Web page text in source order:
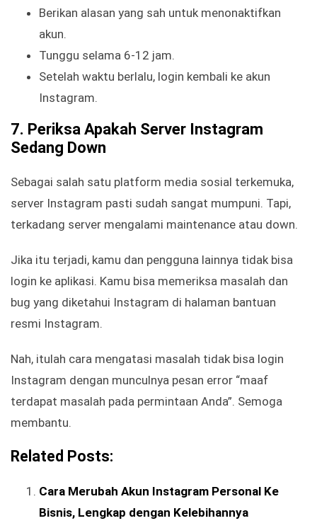
Berikan alasan yang sah untuk menonaktifkan
akun.
Tunggu selama 6-12 jam.
Setelah waktu berlalu, login kembali ke akun
Instagram.
7. Periksa Apakah Server Instagram
Sedang Down
Sebagai salah satu platform media sosial terkemuka,
server Instagram pasti sudah sangat mumpuni. Tapi,
terkadang server mengalami maintenance atau down.
Jika itu terjadi, kamu dan pengguna lainnya tidak bisa
login ke aplikasi. Kamu bisa memeriksa masalah dan
bug yang diketahui Instagram di halaman bantuan
resmi Instagram.
Nah, itulah cara mengatasi masalah tidak bisa login
Instagram dengan munculnya pesan error “maaf
terdapat masalah pada permintaan Anda”. Semoga
membantu.
Related Posts:
Cara Merubah Akun Instagram Personal Ke
Bisnis, Lengkap dengan Kelebihannya